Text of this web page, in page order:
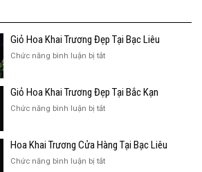
Giỏ Hoa Khai Trương Đẹp Tại Bạc Liêu
Chức năng bình luận bị tắtở
Khai
Đẹp
Liêu
Giỏ Hoa Khai Trương Đẹp Tại Bắc Kạn
Chức năng bình luận bị tắtở
Khai
Đẹp
Hoa Khai Trương Cửa Hàng Tại Bạc Liêu
Chức năng bình luận bị tắtở